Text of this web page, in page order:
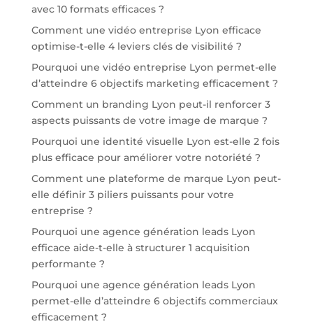
avec 10 formats efficaces ?
Comment une vidéo entreprise Lyon efficace
optimise-t-elle 4 leviers clés de visibilité ?
Pourquoi une vidéo entreprise Lyon permet-elle
d’atteindre 6 objectifs marketing efficacement ?
Comment un branding Lyon peut-il renforcer 3
aspects puissants de votre image de marque ?
Pourquoi une identité visuelle Lyon est-elle 2 fois
plus efficace pour améliorer votre notoriété ?
Comment une plateforme de marque Lyon peut-
elle définir 3 piliers puissants pour votre
entreprise ?
Pourquoi une agence génération leads Lyon
efficace aide-t-elle à structurer 1 acquisition
performante ?
Pourquoi une agence génération leads Lyon
permet-elle d’atteindre 6 objectifs commerciaux
efficacement ?